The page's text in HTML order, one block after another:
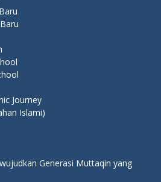
Journey
Islami)
Generasi Muttaqin yang